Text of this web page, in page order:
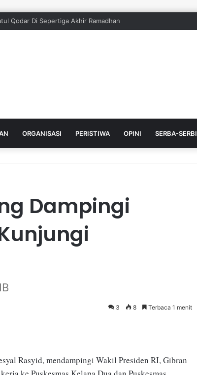
Qodar Di Sepertiga Akhir Ramadhan
ORGANISASI PERISTIWA OPINI SERBA-SERBI
Dampingi
3 8 Terbaca 1 menit
Rasyid, mendampingi Wakil Presiden RI, Gibran